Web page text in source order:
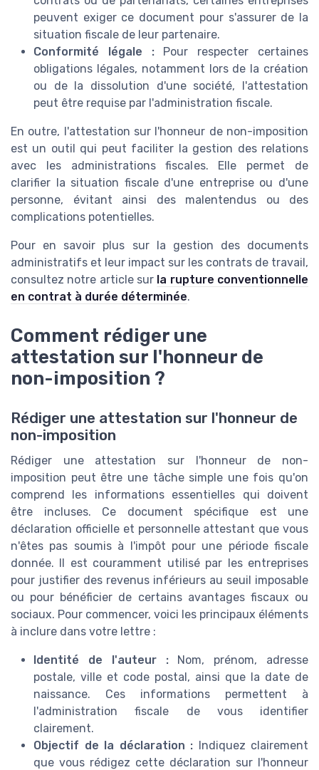
peuvent exiger ce document pour s'assurer de la
situation fiscale de leur partenaire.
Conformité légale :Pour respecter certaines
obligations légales, notamment lors de la création
ou de la dissolution d'une société, l'attestation
peut être requise par l'administration fiscale.
En outre, l'attestation sur l'honneur de non-imposition
est un outil qui peut faciliter la gestion des relations
avec les administrations fiscales. Elle permet de
clarifier la situation fiscale d'une entreprise ou d'une
personne, évitant ainsi des malentendus ou des
complications potentielles.
Pour en savoir plus sur la gestion des documents
administratifs et leur impact sur les contrats de travail,
consultez notre article sur la rupture conventionnelle
en contrat à durée déterminée.
Comment rédiger une
attestation sur l'honneur de
non-imposition ?
Rédiger une attestation sur l'honneur de
non-imposition
Rédiger une attestation sur l'honneur de non-
imposition peut être une tâche simple une fois qu'on
comprend les informations essentielles qui doivent
être incluses. Ce document spécifique est une
déclaration officielle et personnelle attestant que vous
n'êtes pas soumis à l'impôt pour une période fiscale
donnée. Il est couramment utilisé par les entreprises
pour justifier des revenus inférieurs au seuil imposable
ou pour bénéficier de certains avantages fiscaux ou
sociaux. Pour commencer, voici les principaux éléments
à inclure dans votre lettre :
Identité de l'auteur :Nom, prénom, adresse
postale, ville et code postal, ainsi que la date de
naissance. Ces informations permettent à
l'administration fiscale de vous identifier
clairement.
Objectif de la déclaration : Indiquez clairement
que vous rédigez cette déclaration sur l'honneur